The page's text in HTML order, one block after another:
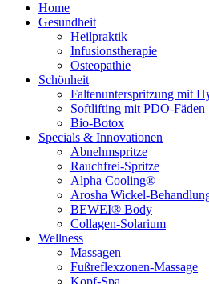
Home
Gesundheit
Heilpraktik
Infusionstherapie
Osteopathie
Schönheit
Faltenunterspritzung mit
Softlifting mit PDO-Fäden
Bio-Botox
Specials & Innovationen
Abnehmspritze
Rauchfrei-Spritze
Alpha Cooling®
Arosha Wickel-
BEWEI® Body
Collagen-Solarium
Wellness
Massagen
Fußreflexzonen-Massage
Kopf-Spa